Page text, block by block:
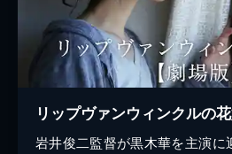
リップヴァンウィンクルの花
岩井俊二監督が黒木華を主演に